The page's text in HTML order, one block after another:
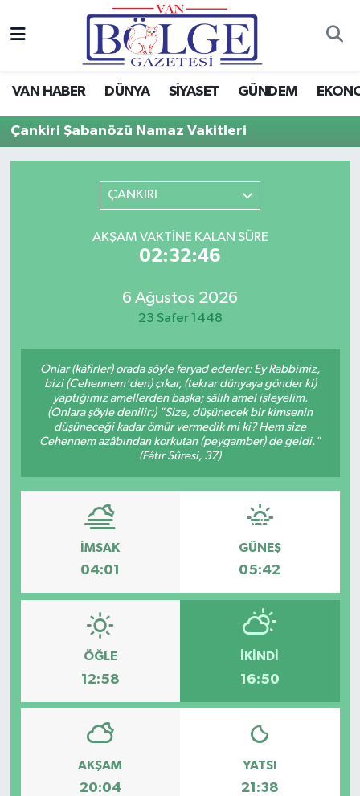
VAN HABER DÜNYA SİYASET GÜNDEM
Çankiri Şabanözü Namaz Vakitleri
ÇANKIRI
AKŞAM VAKTINE KALAN SÜRE
02:32:46
6 Ağustos 2026
23 Safer 1448
Onlar (kâfirler) orada şöyle feryad ederler: Ey Rabbimiz,
bizi (Cehennem'den) çıkar, (tekrar dünyaya gönder ki)
yaptığımız amellerden başka; sâlih amel işleyelim.
(Onlara şöyle denilir:) "Size, düşünecek bir kimsenin
düşüneceği kadar ömür vermedik mi ki? Hem size
Cehennem azâbından korkutan (peygamber) de geldi."
(Fâtır Sûresi, 37)
İMSAK
04:01
GÜNEŞ
05:42
ÖĞLE
12:58
İKINDI
16:50
AKŞAM
20:04
YATSI
21:38
Van Haber
Dünya
RESMİ İLANLAR
Hava Durumu
Tüm Manşetler